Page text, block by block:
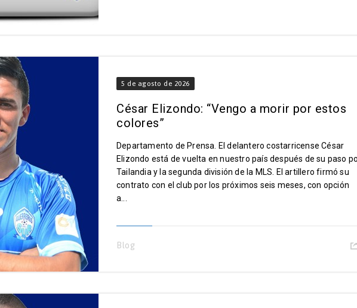
5 de agosto de 2026
César Elizondo: “Vengo a morir por estos
colores”
Departamento de Prensa. El delantero costarricense César
Elizondo está de vuelta en nuestro país después de su paso
Tailandia y la segunda división de la MLS. El artillero firmó su
contrato con el club por los próximos seis meses, con opción
a...
Blog